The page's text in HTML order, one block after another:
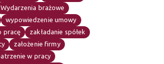
Wydarzenia brażowe
wypowiedzenie umowy
pracę
zakładanie spółek
założenie firmy
w pracy